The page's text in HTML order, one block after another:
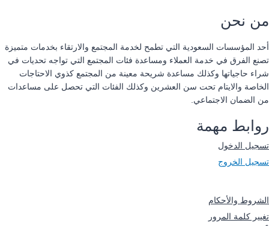
من نحن
أحد المؤسسات السعودية التي تطمح لخدمة المجتمع والارتقاء بخدمات متميزة
تصنع الفرق في خدمة العملاء ومساعدة فئات المجتمع التي تواجه تحديات في
شراء حاجياتها وكذلك مساعدة شريحة معينة من المجتمع كذوي الاحتاجات
الخاصة والايتام تحت سن العشرين وكذلك الفئات التي تحصل على مساعدات
من الضمان الاجتماعي.
روابط مهمة
تسجيل الدخول
تسجيل الخروج
الشروط والأحكام
تغيير كلمة المرور